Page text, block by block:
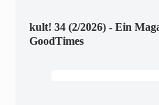
kult! 34 (2/2026) - Ein
GoodTimes